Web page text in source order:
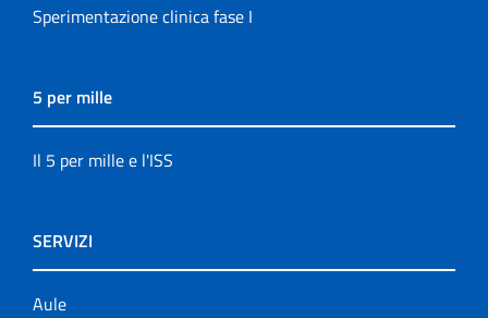
Sperimentazione clinica fase I
5 per mille
Il 5 per mille e l'ISS
SERVIZI
Aule